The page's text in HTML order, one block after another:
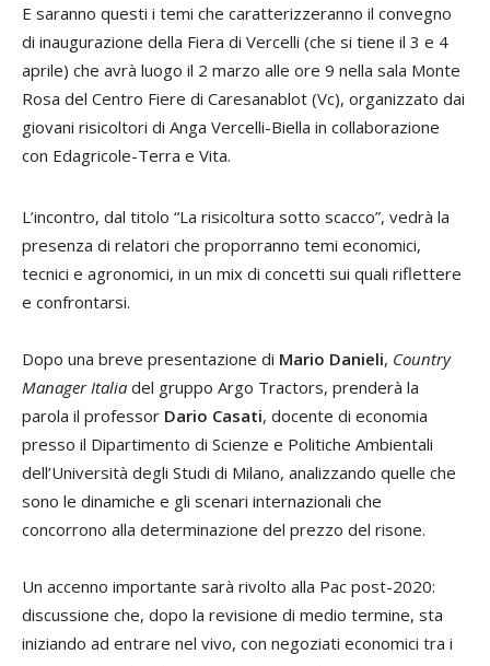
E saranno questi i temi che caratterizzeranno il convegno
di inaugurazione della Fiera di Vercelli (che si tiene il 3 e 4
aprile) che avrà luogo il 2 marzo alle ore 9 nella sala Monte
Rosa del Centro Fiere di Caresanablot (Vc), organizzato dai
giovani risicoltori di Anga Vercelli-Biella in collaborazione
con Edagricole-Terra e Vita.
L’incontro, dal titolo “La risicoltura sotto scacco”, vedrà la
presenza di relatori che proporranno temi economici,
tecnici e agronomici, in un mix di concetti sui quali riflettere
e confrontarsi.
Dopo una breve presentazione di Mario Danieli, Country
Manager Italia del gruppo Argo Tractors, prenderà la
parola il professor Dario Casati, docente di economia
presso il Dipartimento di Scienze e Politiche Ambientali
dell’Università degli Studi di Milano, analizzando quelle che
sono le dinamiche e gli scenari internazionali che
concorrono alla determinazione del prezzo del risone.
Un accenno importante sarà rivolto alla Pac post-2020:
discussione che, dopo la revisione di medio termine, sta
iniziando ad entrare nel vivo, con negoziati economici tra i